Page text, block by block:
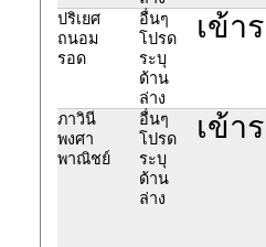
ปริเยศ
ถนอม
รอด
อื่นๆ
โปรด
ระบุ
ด้าน
ล่าง
เข้า
ภาวินี
พงศา
พาณิชย์
อื่นๆ
โปรด
ระบุ
ด้าน
ล่าง
เข้า